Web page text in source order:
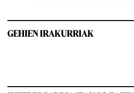
GEHIEN IRAKURRIAK